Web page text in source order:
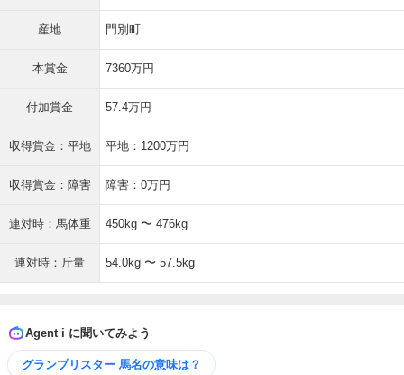
産地 門別町
本賞金 7360万円
付加賞金 57.4万円
収得賞金：平地 平地：1200万円
収得賞金：障害 障害：0万円
連対時：馬体重 450kg 〜 476kg
連対時：斤量 54.0kg 〜 57.5kg
Agent i に聞いてみよう
グランプリスター 馬名の意味は？